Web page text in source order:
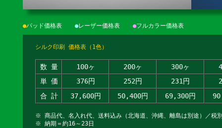
●パッド価格表 ●レーザー価格表 ●フルカラー価格表
シルク印刷 価格表（1色）
数 量 100ヶ 200ヶ 300ヶ
単 価
376円 252円 231円
合 計
37,600円 50,400円 69,300円
※ 商品代、名入れ代、送料込み（北海道、沖縄、離島は別途）／税
※ 納期＝約16～23日